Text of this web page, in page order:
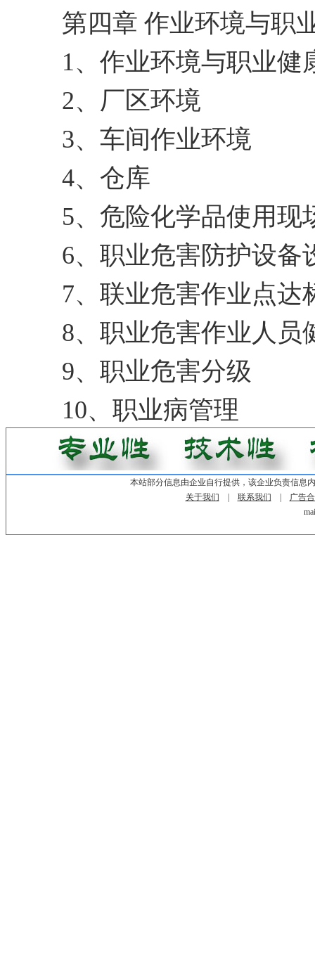
第四章 作业环境与职
1、作业环境与职业健
2、厂区环境
3、车间作业环境
4、仓库
5、危险化学品使用现
6、职业危害防护设备
7、联业危害作业点达
8、职业危害作业人员
9、职业危害分级
10、职业病管理
本站部分信息由企业自行提供，该企业负责信息
关于我们
联系我们
广告